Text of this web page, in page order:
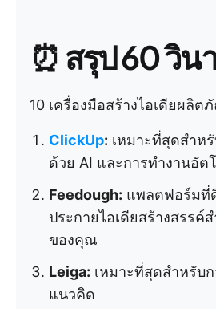
⏰ สรุป 60 วิน
10 เครื่องมือสร้างไอเดียผลิ
ClickUp: เหมาะที่สุดสำห
ด้วย AI และการทำงานอัต
Feedough: แพลตฟอร์มที่
ประกายไอเดียสร้างสรรค์
ของคุณ
Leiga: เหมาะที่สุดสำหรับ
แนวคิด